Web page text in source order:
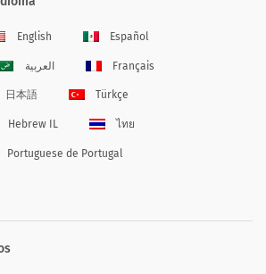
English Español
العربية Français
日本語 Türkçe
Hebrew IL ไทย
Portuguese de Portugal